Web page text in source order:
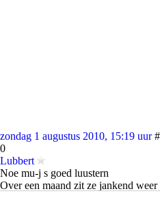
zondag 1 augustus 2010, 15:19 uur
0
Lubbert
Noe mu-j s goed luustern
Over een maand zit ze jankend